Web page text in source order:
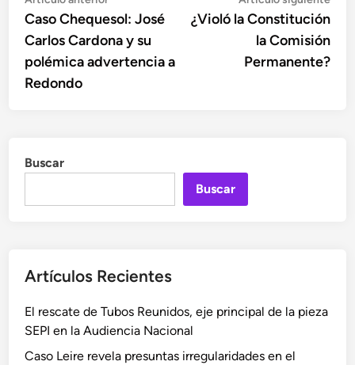
de
entradas
anterior:
Caso Chequesol: José
Carlos Cardona y su
polémica advertencia a
Redondo
¿Violó la Constitución
la Comisión
Permanente?
Buscar
Buscar
Artículos Recientes
El rescate de Tubos Reunidos, eje principal de la pieza
SEPI en la Audiencia Nacional
Caso Leire revela presuntas irregularidades en el